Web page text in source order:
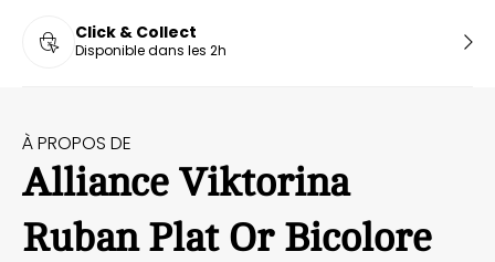
Click & Collect
Disponible dans les 2h
À PROPOS DE
Alliance Viktorina
Ruban Plat Or Bicolore